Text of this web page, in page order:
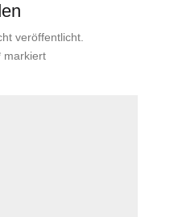
veröffentlicht.
markiert